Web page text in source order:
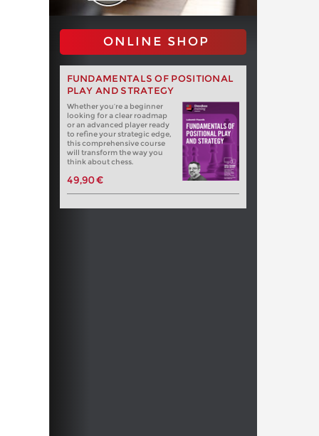
ONLINE SHOP
FUNDAMENTALS OF POSITIONAL
PLAY AND STRATEGY
Whether you‘re a beginner
looking for a clear roadmap
or an advanced player ready
to refine your strategic edge,
this comprehensive course
will transform the way you
think about chess.
49,90 €